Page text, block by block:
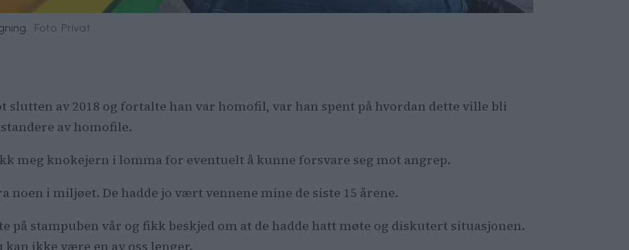
Foto: Privat
slutten av 2018 og fortalte han var homofil, var han spent på hvordan dette ville bli
av homofile.
meg knokejern i lomma for eventuelt å kunne forsvare seg mot angrep.
noen i miljøet. De hadde jo vært vennene mine de siste 15 årene.
på stampuben vår og fikk beskjed om at de hadde hatt møte og diskutert situasjonen.
ikke være en av oss lenger.